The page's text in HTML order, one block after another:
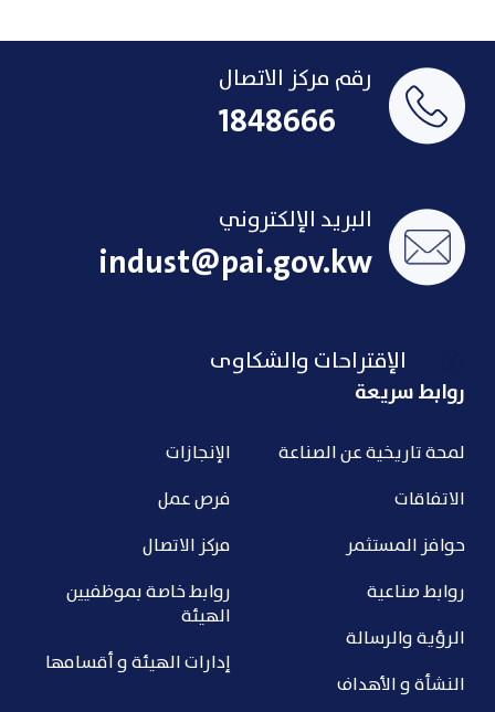
رقم مركز الاتصال
1848666
البريد الإلكتروني
indust@pai.gov.kw
الإقتراحات والشكاوى
روابط سريعة
لمحة تاريخية عن الصناعة
الاتفاقات
حوافز المستثمر
روابط صناعية
الرؤية والرسالة
النشأة و الأهداف
الإنجازات
فرص عمل
مركز الاتصال
روابط خاصة بموظفيين
الهيئة
إدارات الهيئة و أقسامها